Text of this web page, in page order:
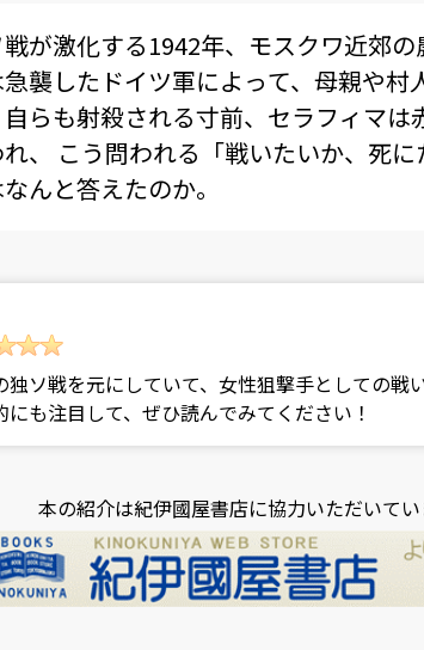
が激化する1942年、モスクワ近郊
襲したドイツ軍によって、母親や村
らも射殺される寸前、セラフィマは
、 こう問われる「戦いたいか、死
んと答えたのか。
ソ戦を元にしていて、女性狙撃手としての戦
も注目して、ぜひ読んでみてください！
本の紹介は紀伊國屋書店に協力いただいてい